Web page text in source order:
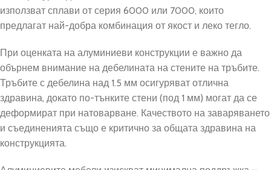
използват сплави от серия 6000 или 7000, които
предлагат най-добра комбинация от якост и леко тегло.
При оценката на алуминиеви конструкции е важно да
обърнем внимание на дебелината на стените на тръбите.
Тръбите с дебелина над 1.5 мм осигуряват отлична
здравина, докато по-тънките стени (под 1 мм) могат да се
деформират при натоварване. Качеството на заваряването
и съединенията също е критично за общата здравина на
конструкцията.